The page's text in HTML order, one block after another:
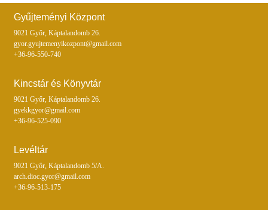
Gyűjteményi Központ
9021 Győr, Káptalandomb 26.
gyor.gyujtemenyikozpont@gmail.com
+36-96-550-740
Kincstár és Könyvtár
9021 Győr, Káptalandomb 26.
gyekkgyor@gmail.com
+36-96-525-090
Levéltár
9021 Győr, Káptalandomb 5/A.
arch.dioc.gyor@gmail.com
+36-96-513-175